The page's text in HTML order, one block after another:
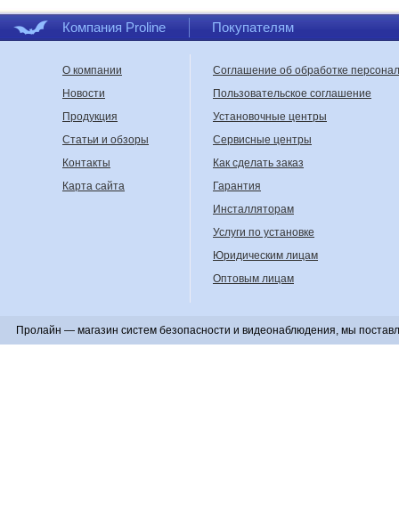
Компания Proline Покупателям
О компании
Новости
Продукция
Статьи и обзоры
Контакты
Карта сайта
Соглашение об обработке
Пользовательское соглашение
Установочные центры
Сервисные центры
Как сделать заказ
Гарантия
Инсталляторам
Услуги по установке
Юридическим лицам
Оптовым лицам
Пролайн — магазин систем безопасности и видеонаблюдения, мы